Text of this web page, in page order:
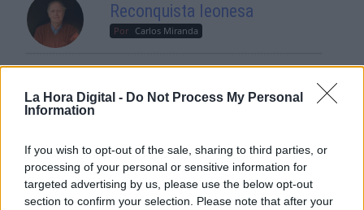
La Hora Digital - Do Not Process My Personal
Information
If you wish to opt-out of the sale, sharing to third parties, or
processing of your personal or sensitive information for
targeted advertising by us, please use the below opt-out
section to confirm your selection. Please note that after your
Reconquista leonesa
Por Carlos Miranda
mi pesadilla
Por María Pérez Herrero
NOTICIAS MAS VISTAS